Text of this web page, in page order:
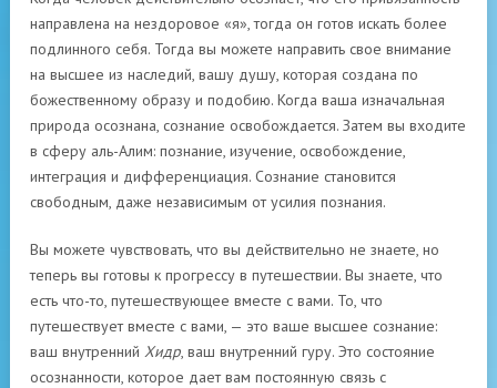
направлена ​​на нездоровое «я», тогда он готов искать более
подлинного себя. Тогда вы можете направить свое внимание
на высшее из наследий, вашу душу, которая создана по
божественному образу и подобию. Когда ваша изначальная
природа осознана, сознание освобождается. Затем вы входите
в сферу аль-Алим: познание, изучение, освобождение,
интеграция и дифференциация. Сознание становится
свободным, даже независимым от усилия познания.
Вы можете чувствовать, что вы действительно не знаете, но
теперь вы готовы к прогрессу в путешествии. Вы знаете, что
есть что-то, путешествующее вместе с вами. То, что
путешествует вместе с вами, — это ваше высшее сознание:
ваш внутренний Хидр, ваш внутренний гуру. Это состояние
осознанности, которое дает вам постоянную связь с